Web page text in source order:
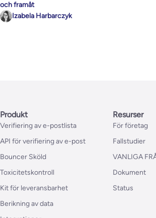
och framåt
Izabela Harbarczyk
Produkt
Verifiering av e-postlista
API för verifiering av e-post
Bouncer Sköld
Toxicitetskontroll
Kit för leveransbarhet
Berikning av data
Resurser
För företag
Fallstudier
VANLIGA
Dokument
Status